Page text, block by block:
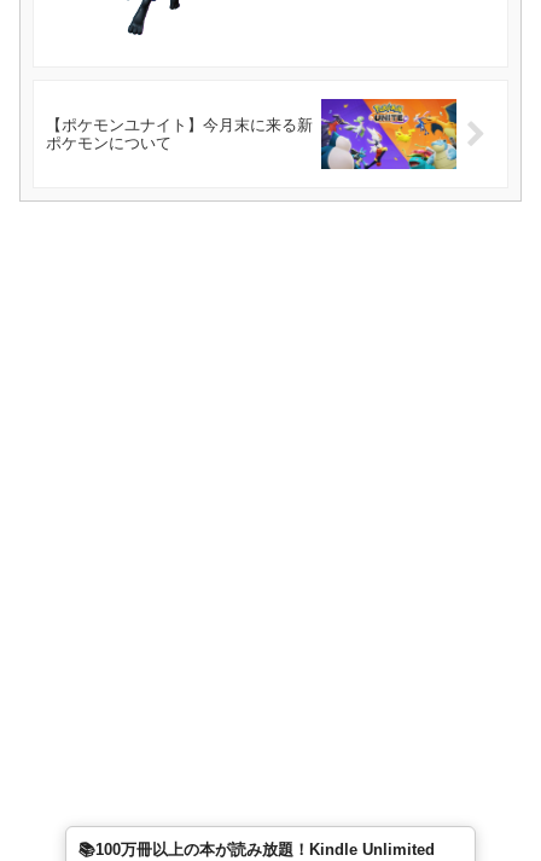
【ポケモンユナイト】今月末に来る新
ポケモンについて
📱雑誌読み放題！楽天マガジンで最新号をチェック